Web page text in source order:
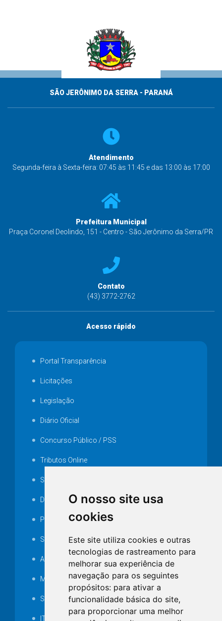
O nosso site usa
cookies
Este site utiliza cookies e outras
tecnologias de rastreamento para
melhorar sua experiência de
navegação para os seguintes
propósitos: para ativar a
funcionalidade básica do site,
para proporcionar uma melhor
SÃO JERÔNIMO DA SERRA - PARANÁ
Atendimento
Segunda-feira à Sexta-feira: 07:45 às 11:45 e das 13:00 às 17:00
Prefeitura Municipal
Praça Coronel Deolindo, 151 - Centro - São Jerônimo da Serra/PR
Contato
(43) 3772-2762
Acesso rápido
Portal Transparência
Licitações
Legislação
Diário Oficial
Concurso Público / PSS
Tributos Online
Serviços ISS-E
Decretos
Portarias
SAMAE
Audiência pública
MANUTENÇÃO DE ILUMINAÇÃO PÚBLICA
Serviços Técnicos TI
ITR